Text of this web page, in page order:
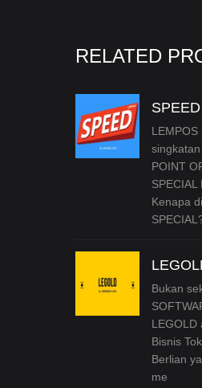
RELATED
LEMPOS
POINT
SPECIAL
Kenapa
Bukan
LEGOLD
Bisnis
Berlian
me